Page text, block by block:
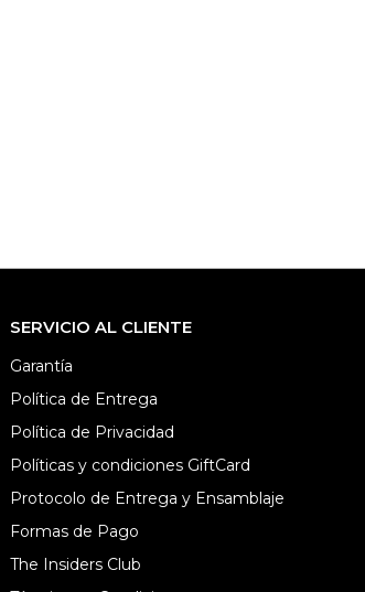
SERVICIO AL CLIENTE
Garantía
Política de Entrega
Política de Privacidad
Políticas y condiciones GiftCard
Protocolo de Entrega y Ensamblaje
Formas de Pago
The Insiders Club